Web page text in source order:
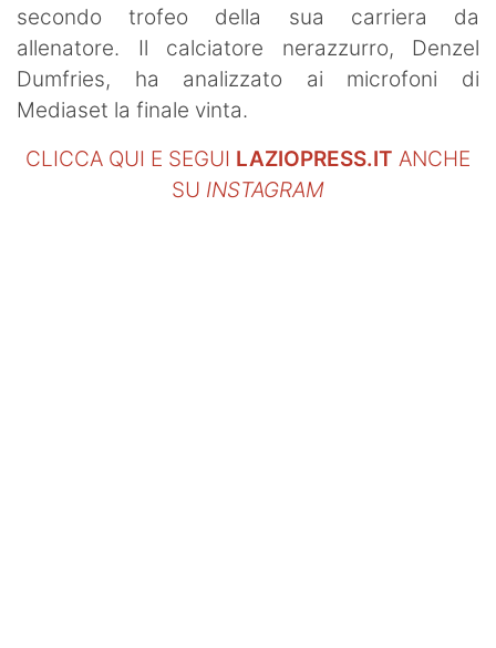
secondo trofeo della sua carriera da
allenatore. Il calciatore nerazzurro, Denzel
Dumfries, ha analizzato ai microfoni di
Mediaset la finale vinta.
CLICCA QUI E SEGUI LAZIOPRESS.IT ANCHE
SU INSTAGRAM